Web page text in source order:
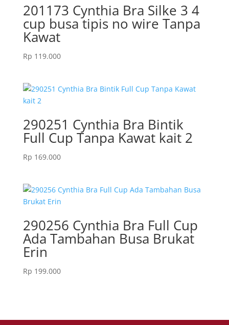
201173 Cynthia Bra Silke 3 4
cup busa tipis no wire Tanpa
Kawat
Rp 119.000
290251 Cynthia Bra Bintik
Full Cup Tanpa Kawat kait 2
Rp 169.000
290256 Cynthia Bra Full Cup
Ada Tambahan Busa Brukat
Erin
Rp 199.000